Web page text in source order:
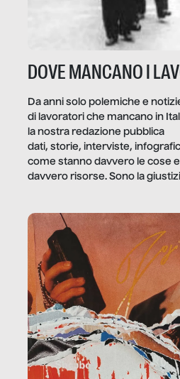
DOVE MANCANO I
Da anni solo polemiche e
di lavoratori che mancano in
la nostra redazione pubblica
dati, storie, interviste,
come stanno davvero le cose
davvero risorse. Sono la